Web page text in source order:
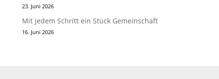
23. Juni 2026
Mit jedem Schritt ein Stück Gemeinschaft
16. Juni 2026